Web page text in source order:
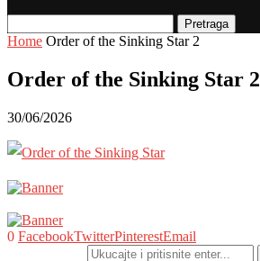
Pretraga
Home Order of the Sinking Star 2
Order of the Sinking Star 2
30/06/2026
0 FacebookTwitterPinterestEmail